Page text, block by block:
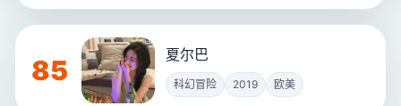
85 夏尔巴
科幻冒险 2019 欧美